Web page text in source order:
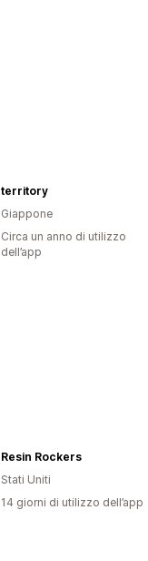
territory
Giappone
Circa un anno di utilizzo
dell’app
Resin Rockers
Stati Uniti
14 giorni di utilizzo dell’app